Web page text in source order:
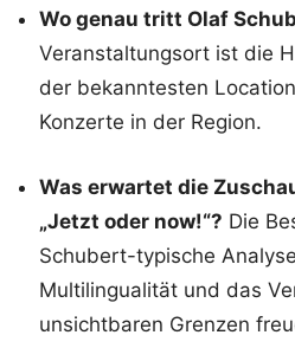
Wo genau tritt Olaf
Veranstaltungsort ist die
der bekanntesten
Konzerte in der Region.
Was erwartet die
„Jetzt oder now!“? Die
Schubert-typische
Multilingualität und das
unsichtbaren Grenzen